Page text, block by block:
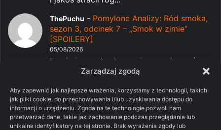
Zarządzaj zgodą
Aby zapewnić jak najlepsze wrażenia, korzystamy z technologii, takich
jak pliki cookie, do przechowywania i/lub uzyskiwania dostępu do
informacji o urządzeniu. Zgoda na te technologie pozwoli nam
przetwarzać dane, takie jak zachowanie podczas przeglądania lub
unikalne identyfikatory na tej stronie. Brak wyrażenia zgody lub
ThePuchu - Pomylone Analizy: Ród smoka,
sezon 3, odcinek 7 – „Smok w zimie”
[SPOILERY]
05/08/2026
Tutaj akurat się nie zgodzę pomimo gówna
jakie serwuje nam H...
Dżądżen -Pomylone Analizy: Ród smoka,
sezon 3, odcinek 7 – „Smok w zimie”
[SPOILERY]
05/08/2026